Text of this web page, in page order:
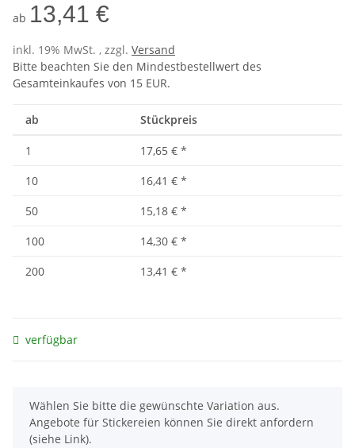
ab 13,41 €
inkl. 19% MwSt. , zzgl. Versand
Bitte beachten Sie den Mindestbestellwert des
Gesamteinkaufes von 15 EUR.
ab Stückpreis
1 17,65 € *
10
16,41 € *
50
15,18 € *
100
14,30 € *
200
13,41 € *
verfügbar
x
Wählen Sie bitte die gewünschte Variation aus.
Angebote für Stickereien können Sie direkt anfordern
(siehe Link).